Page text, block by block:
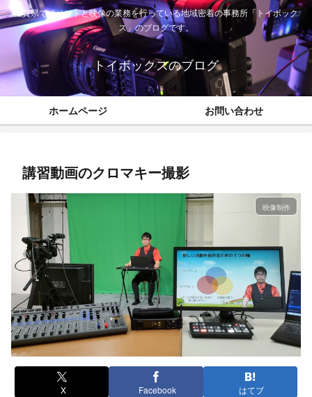
滋賀県でイベントと映像の業務を行っている地域密着の事務所「トイボック
ス」のブログです。
トイボックスのブログ
ホームページ お問い合わせ
講習動画のクロマキー撮影
映像制作
X Facebook はてブ